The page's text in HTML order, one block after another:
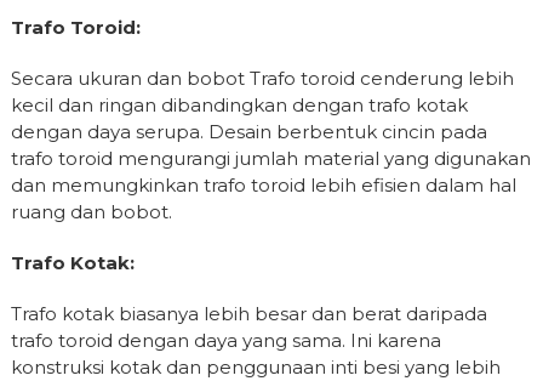
Trafo Toroid:
Secara ukuran dan bobot Trafo toroid cenderung lebih
kecil dan ringan dibandingkan dengan trafo kotak
dengan daya serupa. Desain berbentuk cincin pada
trafo toroid mengurangi jumlah material yang digunakan
dan memungkinkan trafo toroid lebih efisien dalam hal
ruang dan bobot.
Trafo Kotak:
Trafo kotak biasanya lebih besar dan berat daripada
trafo toroid dengan daya yang sama. Ini karena
konstruksi kotak dan penggunaan inti besi yang lebih